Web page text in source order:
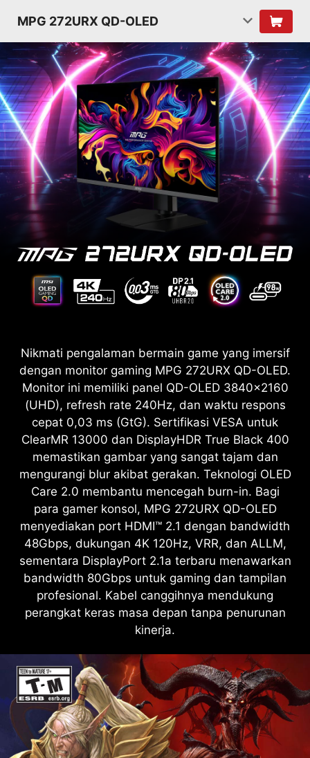
MPG 272URX QD-OLED
Nikmati pengalaman bermain game yang imersif
dengan monitor gaming MPG 272URX QD-OLED.
Monitor ini memiliki panel QD-OLED 3840x2160
(UHD), refresh rate 240Hz, dan waktu respons
cepat 0,03 ms (GtG). Sertifikasi VESA untuk
ClearMR 13000 dan DisplayHDR True Black 400
memastikan gambar yang sangat tajam dan
mengurangi blur akibat gerakan. Teknologi OLED
Care 2.0 membantu mencegah burn-in. Bagi
para gamer konsol, MPG 272URX QD-OLED
menyediakan port HDMI™ 2.1 dengan bandwidth
48Gbps, dukungan 4K 120Hz, VRR, dan ALLM,
sementara DisplayPort 2.1a terbaru menawarkan
bandwidth 80Gbps untuk gaming dan tampilan
profesional. Kabel canggihnya mendukung
perangkat keras masa depan tanpa penurunan
kinerja.